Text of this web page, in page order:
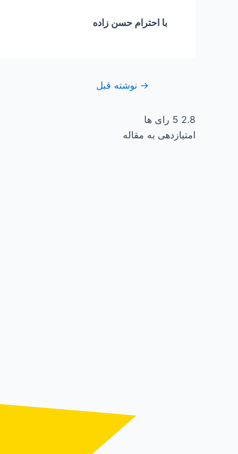
با احترام حسن زاده
→ نوشته قبل
2.8
5 رای ها
امتیازدهی به مقاله